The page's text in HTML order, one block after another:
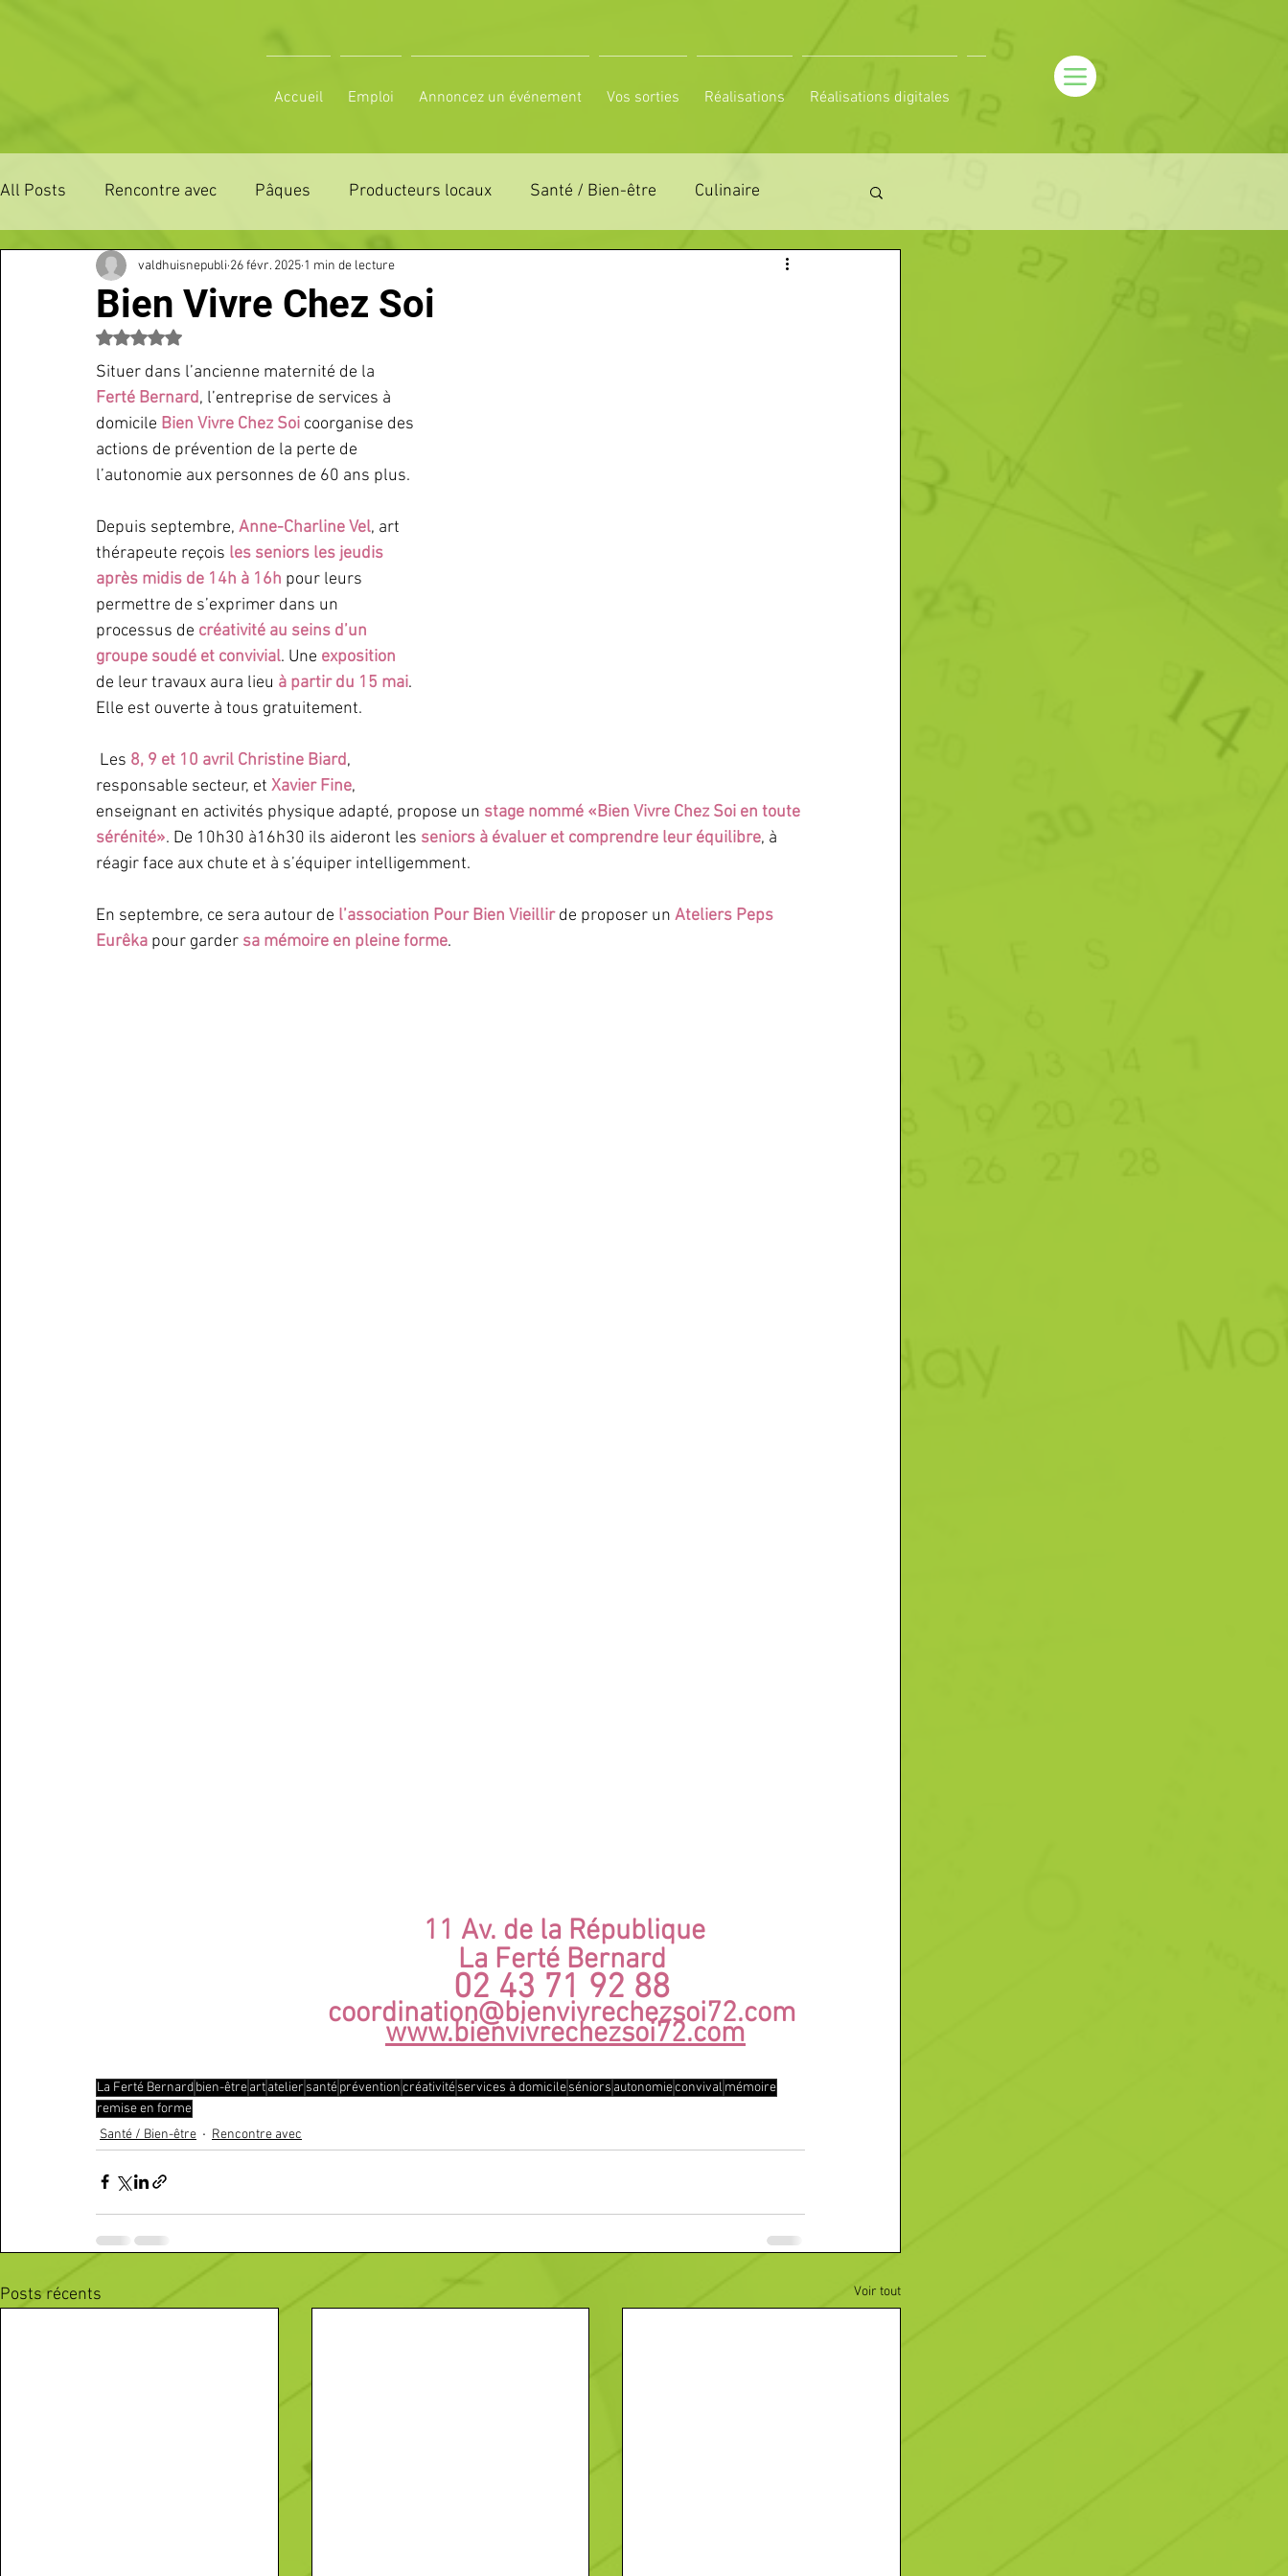
Accueil Emploi Annoncez un événement Vos sorties Réalisations Réalisations digitales
All Posts Rencontre avec Pâques Producteurs locaux Santé / Bien-être Culinaire
ZONE DE DISTRIBUTION 28 ZONE DE DISTRIBUTION 61
3 JOURS LA FERTE COMICE AGRICOLE
VOS SORTIES Maison Sport
Bien Vivre Chez Soi
valdhuisnepubli 26 févr. 2025 1 min de lecture
Noté NaN étoiles sur 5.
Situer dans l’ancienne maternité de la
Ferté Bernard, l’entreprise de services à
domicile Bien Vivre Chez Soi coorganise des
actions de prévention de la perte de
l’autonomie aux personnes de 60 ans plus.
Depuis septembre, Anne-Charline Vel, art
thérapeute reçois les seniors les jeudis
après midis de 14h à 16h pour leurs
permettre de s’exprimer dans un
processus de créativité au seins d’un
groupe soudé et convivial. Une exposition
de leur travaux aura lieu à partir du 15 mai.
Elle est ouverte à tous gratuitement.
Les 8, 9 et 10 avril Christine Biard,
responsable secteur, et Xavier Fine,
enseignant en activités physique adapté, propose un stage nommé «Bien Vivre Chez Soi en toute
sérénité». De 10h30 à16h30 ils aideront les seniors à évaluer et comprendre leur équilibre, à
réagir face aux chute et à s’équiper intelligemment.
En septembre, ce sera autour de l’association Pour Bien Vieillir de proposer un Ateliers Peps
Eurêka pour garder sa mémoire en pleine forme.
11 Av. de la République
La Ferté Bernard
02 43 71 92 88
coordination@bienvivrechezsoi72.com
www.bienvivrechezsoi72.com
La Ferté Bernardbien-êtreartatelier santépréventioncréativitéservices à domicileséniors autonomieconvival mémoire
remise en forme
Santé / Bien-être
Rencontre avec
Posts récents Voir tout